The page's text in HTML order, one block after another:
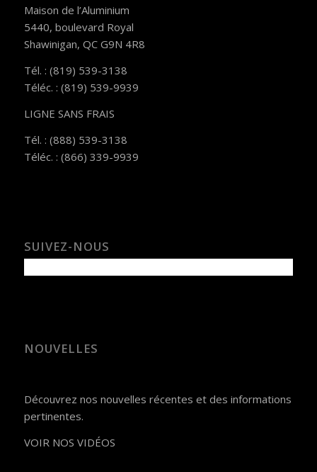
Maison de l’Aluminium
5440, boulevard Royal
Shawinigan, QC G9N 4R8
Tél. : (819) 539-3138
Téléc. : (819) 539-9939
LIGNE SANS FRAIS
Tél. : (888) 539-3138
Téléc. : (866) 339-9939
SUIVEZ-NOUS
NOUVELLES
Découvrez nos nouvelles récentes et des informations
pertinentes.
VOIR NOS VIDÉOS